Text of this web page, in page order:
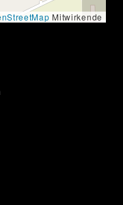
Mitwirkende